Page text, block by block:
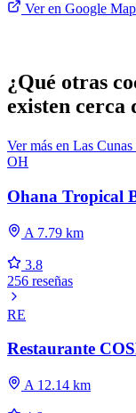
Ver en Google
¿Qué otras
existen cerca
Ver más en Las Cunas
OH
Ohana Tropical
A 7.79 km
3.8
256 reseñas
RE
Restaurante
A 12.14 km